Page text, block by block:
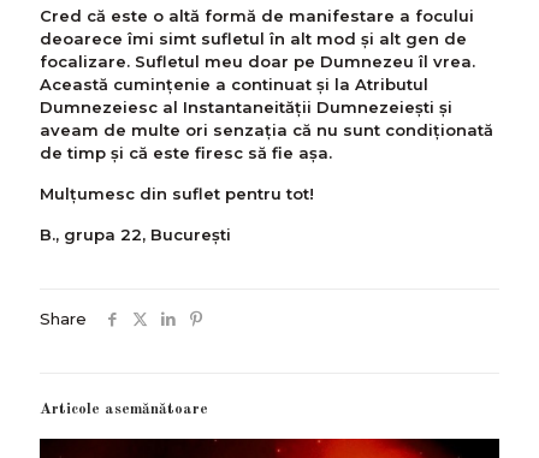
Cred că este o altă formă de manifestare a focului
deoarece îmi simt sufletul în alt mod şi alt gen de
focalizare. Sufletul meu doar pe Dumnezeu îl vrea.
Această cumințenie a continuat și la Atributul
Dumnezeiesc al Instantaneității Dumnezeiești și
aveam de multe ori senzația că nu sunt condiționată
de timp și că este firesc să fie așa.
Mulțumesc din suflet pentru tot!
B., grupa 22, București
Share
Articole asemănătoare